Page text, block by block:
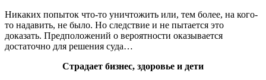
Никаких попыток что-то уничтожить или, тем более, на кого-
то надавить, не было. Но следствие и не пытается это
доказать. Предположений о вероятности оказывается
достаточно для решения суда…
Страдает бизнес, здоровье и дети